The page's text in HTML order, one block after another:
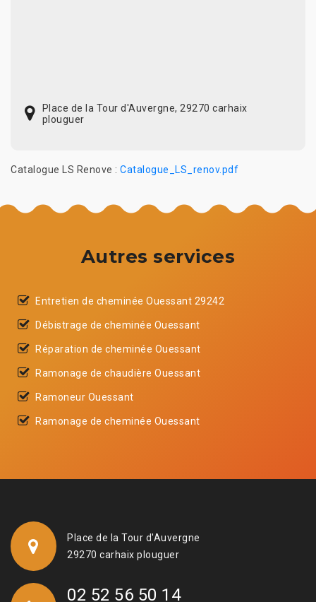
Place de la Tour d'Auvergne, 29270 carhaix
plouguer
Catalogue LS Renove : Catalogue_LS_renov.pdf
Autres services
Entretien de cheminée Ouessant 29242
Débistrage de cheminée Ouessant
Réparation de cheminée Ouessant
Ramonage de chaudière Ouessant
Ramoneur Ouessant
Ramonage de cheminée Ouessant
Place de la Tour d'Auvergne
29270 carhaix plouguer
02 52 56 50 14